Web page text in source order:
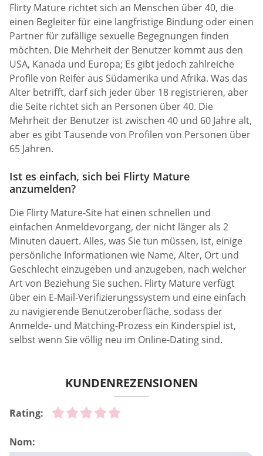
Flirty Mature richtet sich an Menschen über 40, die
einen Begleiter für eine langfristige Bindung oder einen
Partner für zufällige sexuelle Begegnungen finden
möchten. Die Mehrheit der Benutzer kommt aus den
USA, Kanada und Europa; Es gibt jedoch zahlreiche
Profile von Reifer aus Südamerika und Afrika. Was das
Alter betrifft, darf sich jeder über 18 registrieren, aber
die Seite richtet sich an Personen über 40. Die
Mehrheit der Benutzer ist zwischen 40 und 60 Jahre alt,
aber es gibt Tausende von Profilen von Personen über
65 Jahren.
Ist es einfach, sich bei Flirty Mature
anzumelden?
Die Flirty Mature-Site hat einen schnellen und
einfachen Anmeldevorgang, der nicht länger als 2
Minuten dauert. Alles, was Sie tun müssen, ist, einige
persönliche Informationen wie Name, Alter, Ort und
Geschlecht einzugeben und anzugeben, nach welcher
Art von Beziehung Sie suchen. Flirty Mature verfügt
über ein E-Mail-Verifizierungssystem und eine einfach
zu navigierende Benutzeroberfläche, sodass der
Anmelde- und Matching-Prozess ein Kinderspiel ist,
selbst wenn Sie völlig neu im Online-Dating sind.
KUNDENREZENSIONEN
Rating:
Nom: